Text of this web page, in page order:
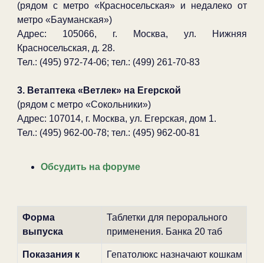
(рядом с метро «Красносельская» и недалеко от
метро «Бауманская»)
Адрес: 105066, г. Москва, ул. Нижняя
Красносельская, д. 28.
Тел.: (495) 972-74-06; тел.: (499) 261-70-83
3. Ветаптека «Ветлек» на Егерской
(рядом с метро «Сокольники»)
Адрес: 107014, г. Москва, ул. Егерская, дом 1.
Тел.: (495) 962-00-78; тел.: (495) 962-00-81
Обсудить на форуме
Форма
выпуска
Таблетки для перорального
применения. Банка 20 таб
Показания к
Гепатолюкс назначают кошкам